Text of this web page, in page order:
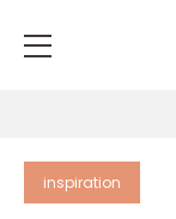
inspiration